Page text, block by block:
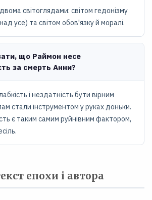
світоглядами: світом гедонізму
усе) та світом обов'язку й моралі.
що Раймон несе
за смерть Анни?
і нездатність бути вірним
стали інструментом у руках доньки.
є таким самим руйнівним фактором,
епохи і автора